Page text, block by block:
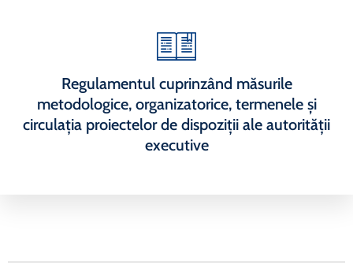
Regulamentul cuprinzând măsurile
metodologice, organizatorice, termenele și
circulația proiectelor de dispoziții ale autorității
executive